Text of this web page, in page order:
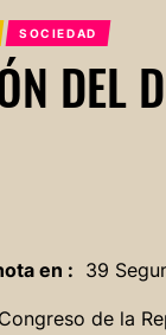
SOCIEDAD
DEL
en : 39
de la